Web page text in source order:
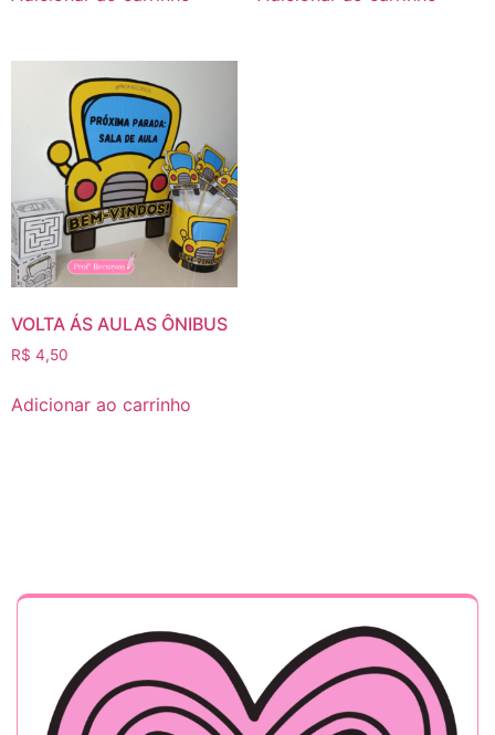
VOLTA ÁS AULAS ÔNIBUS
R$ 4,50
Adicionar ao carrinho